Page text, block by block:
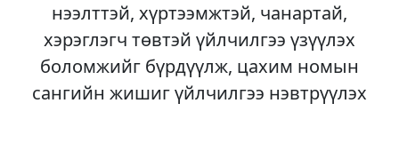
нээлттэй, хүртээмжтэй, чанартай,
хэрэглэгч төвтэй үйлчилгээ үзүүлэх
боломжийг бүрдүүлж, цахим номын
сангийн жишиг үйлчилгээ нэвтрүүлэх